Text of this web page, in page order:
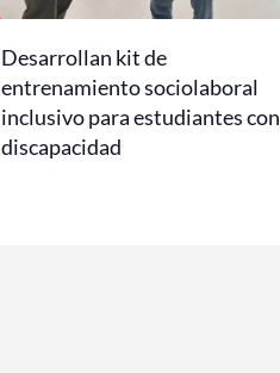
Desarrollan kit de
entrenamiento sociolaboral
inclusivo para estudiantes con
discapacidad